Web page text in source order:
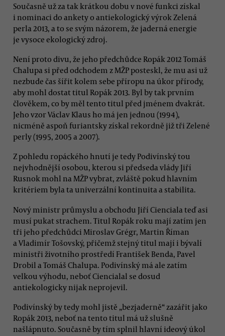
Současně už za tak krátkou dobu v nové funkci získal
i nominaci do ankety o antiekologický výrok Zelená
perla 2013, a to se svým názorem, že jaderná energie
je vysoce ekologický zdroj.
Není proto divu, že jeho předchůdce Ropák 2012 Tomáš
Chalupa si před odchodem z MŽP posteskl, že mu asi už
nezbude čas šířit kolem sebe příropu na úkor přírody,
aby mohl dostat titul Ropák 2013. Byl by tak prvním
člověkem, co by měl tento titul před jménem dvakrát.
Jeho vzor Václav Klaus ho má jen jednou (1994),
nicméně aspoň furiantsky získal rekordně již tři Zelené
perly (1995, 2005 a 2007).
Z pohledu ropáckého hnutí je tedy Podivínský tou
nejvhodnější osobou, kterou si předseda vlády Jiří
Rusnok mohl na MŽP vybrat, zvláště pokud hlavním
kritériem byla ta univerzální kontinuita a stabilita.
Nový ministr průmyslu a obchodu Jiří Cienciala teď asi
musí pukat strachem. Titul Ropák roku mají zatím jen
tři jeho předchůdci Miroslav Grégr, Martin Říman
a Vladimír Tošovský, přičemž stejný titul mají i bývalí
ministři životního prostředí František Benda, Pavel
Drobil a Tomáš Chalupa. Podivínský má ale zatím
velkou výhodu, neboť Ciencialal se dosud
antiekologicky nijak neprojevil.
Podivínský by tedy mohl jistě „bezjaderně“ zazářit jako
Ropák 2013, neboť na tento titul má už slušně
našlápnuto. Současně by tím splnil hlavní ideový úkol